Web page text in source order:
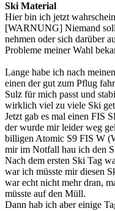
Ski Material
Hier bin ich jetzt
[WARNUNG] Niemand
nehmen oder sich darüber
Probleme meiner Wahl
Lange habe ich nach
einen der gut zum Pflug
Sulz für mich passt und
wirklich viel zu viele Ski
Jetzt gab es mal einen FIS
der wurde mir leider weg
billigen Atomic S9 FIS W
mir im Notfall hau ich den
Nach dem ersten Ski Tag
war ich müsste mir diesen
war echt nicht mehr dran,
müsste auf den Müll.
Dann hab ich aber einige